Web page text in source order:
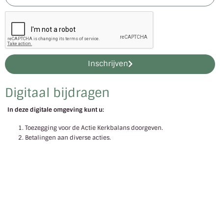
Digitaal bijdragen
In deze digitale omgeving kunt u:
Toezegging voor de Actie Kerkbalans doorgeven.
Betalingen aan diverse acties.
Inschrijven